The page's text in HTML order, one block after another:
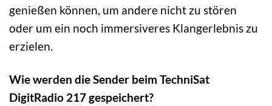
genießen können, um andere nicht zu stören
oder um ein noch immersiveres Klangerlebnis zu
erzielen.
Wie werden die Sender beim TechniSat
DigitRadio 217 gespeichert?